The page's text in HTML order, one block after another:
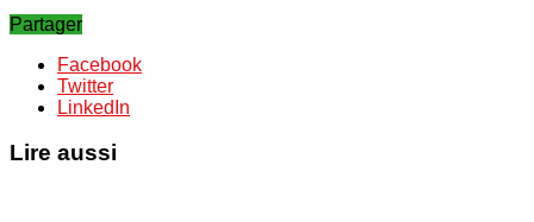
Partager
Facebook
Twitter
LinkedIn
Lire aussi